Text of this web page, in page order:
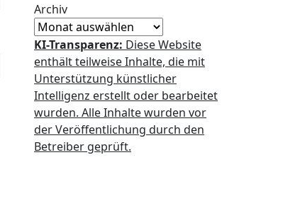
Archiv
KI-Transparenz: Diese Website
enthält teilweise Inhalte, die mit
Unterstützung künstlicher
Intelligenz erstellt oder bearbeitet
wurden. Alle Inhalte wurden vor
der Veröffentlichung durch den
Betreiber geprüft.